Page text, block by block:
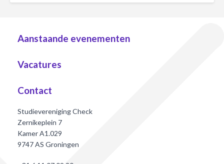
Aanstaande evenementen
Vacatures
Contact
Studievereniging Check
Zernikeplein 7
Kamer A1.029
9747 AS Groningen